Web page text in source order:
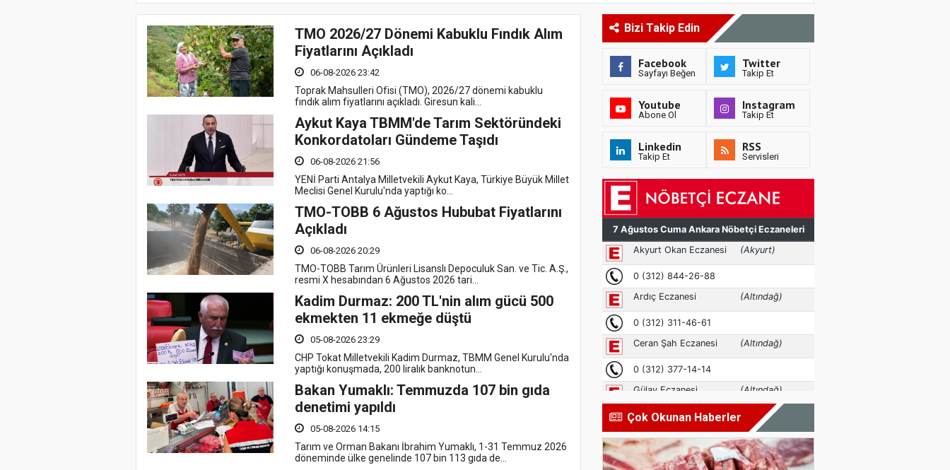
TMO 2026/27 Dönemi Kabuklu Fındık Alım
Fiyatlarını Açıkladı
06-08-2026 23:42
Toprak Mahsulleri Ofisi (TMO), 2026/27 dönemi kabuklu
fındık alım fiyatlarını açıkladı. Giresun kali...
Aykut Kaya TBMM'de Tarım Sektöründeki
Konkordatoları Gündeme Taşıdı
06-08-2026 21:56
YENİ Parti Antalya Milletvekili Aykut Kaya, Türkiye Büyük Millet
Meclisi Genel Kurulu'nda yaptığı ko...
TMO-TOBB 6 Ağustos Hububat Fiyatlarını
Açıkladı
06-08-2026 20:29
TMO-TOBB Tarım Ürünleri Lisanslı Depoculuk San. ve Tic. A.Ş.,
resmi X hesabından 6 Ağustos 2026 tari...
Kadim Durmaz: 200 TL'nin alım gücü 500
ekmekten 11 ekmeğe düştü
05-08-2026 23:29
CHP Tokat Milletvekili Kadim Durmaz, TBMM Genel Kurulu'nda
yaptığı konuşmada, 200 liralık banknotun...
Bakan Yumaklı: Temmuzda 107 bin gıda
denetimi yapıldı
05-08-2026 14:15
Tarım ve Orman Bakanı İbrahim Yumaklı, 1-31 Temmuz 2026
döneminde ülke genelinde 107 bin 113 gıda de...
Bizi Takip Edin
Facebook
Sayfayı Beğen
Twitter
Takip Et
Youtube
Abone Ol
Instagram
Takip Et
Linkedin
Takip Et
RSS
Servisleri
Çok Okunan Haberler